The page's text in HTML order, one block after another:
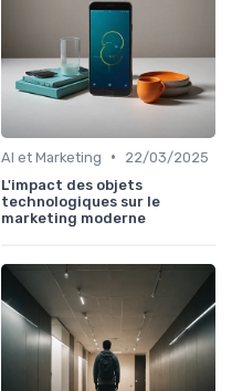
AI et Marketing •
22/03/2025
L'impact des objets
technologiques sur le
marketing moderne